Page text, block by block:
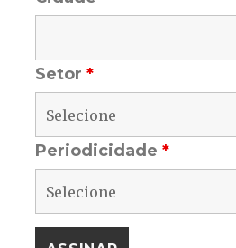
Setor*
Periodicidade*